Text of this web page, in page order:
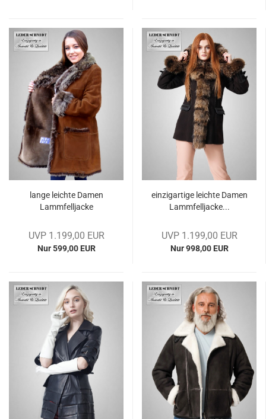
lange leich­te Damen
Lamm­fell­ja­cke
UVP 1.199,00 EUR
Nur 599,00 EUR
ein­zig­ar­ti­ge leich­te Damen
Lamm­fell­ja­cke...
UVP 1.199,00 EUR
Nur 998,00 EUR